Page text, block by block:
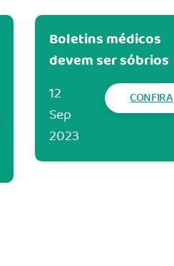
Boletins médicos
devem ser sóbrios
12
Sep
2023
CONFIRA